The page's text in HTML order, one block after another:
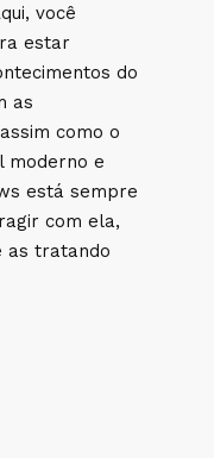
você
estar
do
as
como o
moderno e
está sempre
com ela,
as tratando